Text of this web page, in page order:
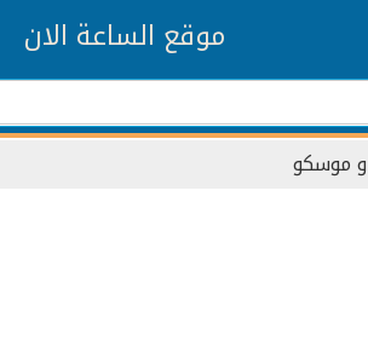
موقع الساعة الان